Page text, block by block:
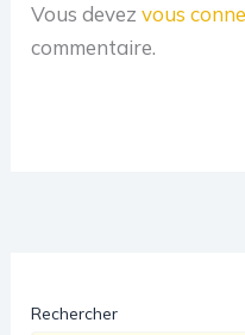
Vous devezvous
commentaire.
Rechercher